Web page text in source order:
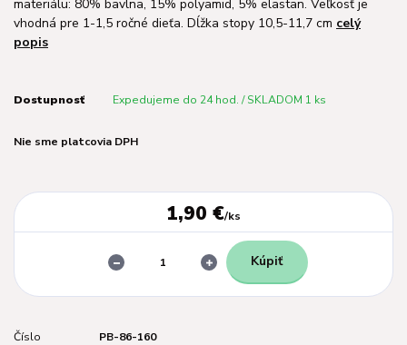
materiálu: 80% bavlna, 15% polyamid, 5% elastan. Veľkosť je
vhodná pre 1-1,5 ročné dieťa. Dĺžka stopy 10,5-11,7 cm celý
popis
Dostupnosť Expedujeme do 24 hod. / SKLADOM 1 ks
Nie sme platcovia DPH
1,90 €/ks
Kúpiť
Číslo
PB-86-160